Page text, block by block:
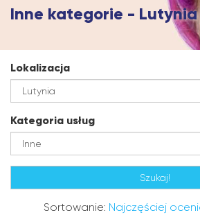
Inne kategorie -
Lokalizacja
Kategoria usług
Sortowanie: Najczęściej